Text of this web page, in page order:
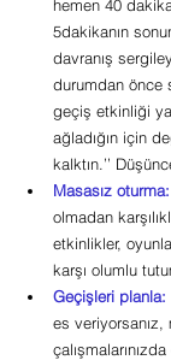
hemen 40
5dakikanın
davranış
durumdan önce
geçiş etkinliği
ağladığın için
kalktın.’’
Masasız oturma:
olmadan
etkinlikler,
karşı olumlu
Geçişleri planla:
es veriyorsanız,